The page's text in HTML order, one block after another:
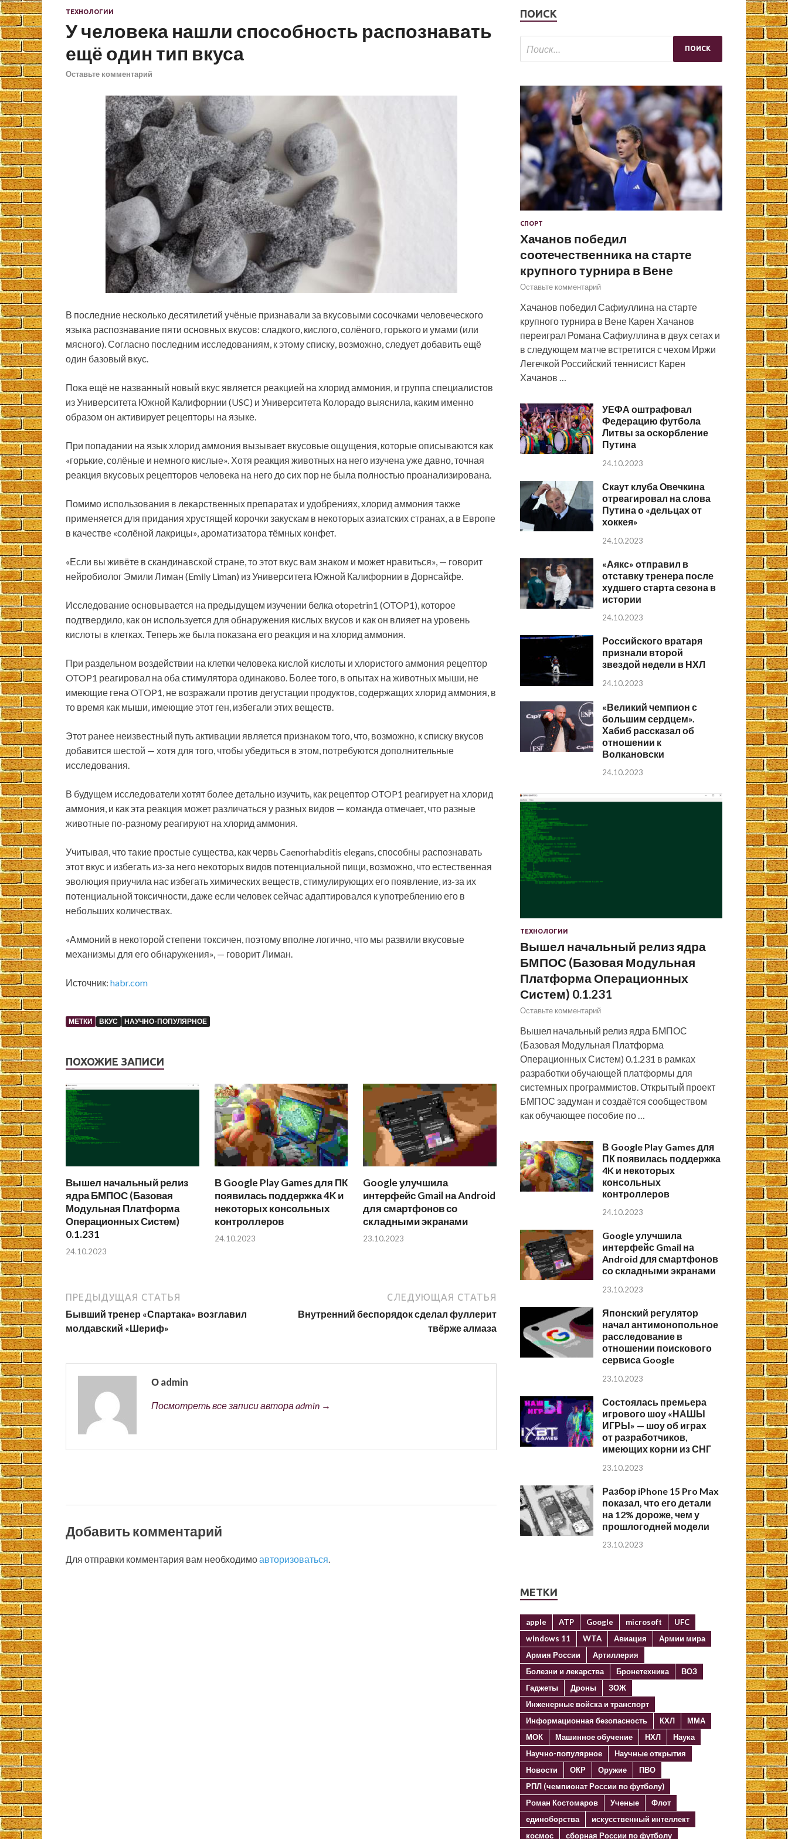
ТЕХНОЛОГИИ
У человека нашли способность распознавать
ещё один тип вкуса
Оставьте комментарий
В последние несколько десятилетий учёные признавали за вкусовыми сосочками человеческого
языка распознавание пяти основных вкусов: сладкого, кислого, солёного, горького и умами (или
мясного). Согласно последним исследованиям, к этому списку, возможно, следует добавить ещё
один базовый вкус.
Пока ещё не названный новый вкус является реакцией на хлорид аммония, и группа специалистов
из Университета Южной Калифорнии (USC) и Университета Колорадо выяснила, каким именно
образом он активирует рецепторы на языке.
При попадании на язык хлорид аммония вызывает вкусовые ощущения, которые описываются как
«горькие, солёные и немного кислые». Хотя реакция животных на него изучена уже давно, точная
реакция вкусовых рецепторов человека на него до сих пор не была полностью проанализирована.
Помимо использования в лекарственных препаратах и удобрениях, хлорид аммония также
применяется для придания хрустящей корочки закускам в некоторых азиатских странах, а в Европе
в качестве «солёной лакрицы», ароматизатора тёмных конфет.
«Если вы живёте в скандинавской стране, то этот вкус вам знаком и может нравиться», — говорит
нейробиолог Эмили Лиман (Emily Liman) из Университета Южной Калифорнии в Дорнсайфе.
Исследование основывается на предыдущем изучении белка otopetrin1 (OTOP1), которое
подтвердило, как он используется для обнаружения кислых вкусов и как он влияет на уровень
кислоты в клетках. Теперь же была показана его реакция и на хлорид аммония.
При раздельном воздействии на клетки человека кислой кислоты и хлористого аммония рецептор
OTOP1 реагировал на оба стимулятора одинаково. Более того, в опытах на животных мыши, не
имеющие гена OTOP1, не возражали против дегустации продуктов, содержащих хлорид аммония, в
то время как мыши, имеющие этот ген, избегали этих веществ.
Этот ранее неизвестный путь активации является признаком того, что, возможно, к списку вкусов
добавится шестой — хотя для того, чтобы убедиться в этом, потребуются дополнительные
исследования.
В будущем исследователи хотят более детально изучить, как рецептор OTOP1 реагирует на хлорид
аммония, и как эта реакция может различаться у разных видов — команда отмечает, что разные
животные по-разному реагируют на хлорид аммония.
Учитывая, что такие простые существа, как червь Caenorhabditis elegans, способны распознавать
этот вкус и избегать из-за него некоторых видов потенциальной пищи, возможно, что естественная
эволюция приучила нас избегать химических веществ, стимулирующих его появление, из-за их
потенциальной токсичности, даже если человек сейчас адаптировался к употреблению его в
небольших количествах.
«Аммоний в некоторой степени токсичен, поэтому вполне логично, что мы развили вкусовые
механизмы для его обнаружения», — говорит Лиман.
Источник: habr.com
МЕТКИ ВКУС НАУЧНО-ПОПУЛЯРНОЕ
ПОХОЖИЕ ЗАПИСИ
Вышел начальный релиз
ядра БМПОС (Базовая
Модульная Платформа
Операционных Систем)
0.1.231
24.10.2023
В Google Play Games для ПК
появилась поддержка 4K и
некоторых консольных
контроллеров
24.10.2023
Google улучшила
интерфейс Gmail на Android
для смартфонов со
складными экранами
23.10.2023
ПРЕДЫДУЩАЯ СТАТЬЯ
Бывший тренер «Спартака» возглавил
молдавский «Шериф»
СЛЕДУЮЩАЯ СТАТЬЯ
Внутренний беспорядок сделал фуллерит
твёрже алмаза
О admin
Посмотреть все записи автора admin →
Добавить комментарий
Для отправки комментария вам необходимоавторизоваться.
ПОИСК
СПОРТ
Хачанов победил
соотечественника на старте
крупного турнира в Вене
Оставьте комментарий
Хачанов победил Сафиуллина на старте
крупного турнира в Вене Карен Хачанов
переиграл Романа Сафиуллина в двух сетах и
в следующем матче встретится с чехом Иржи
Легечкой Российский теннисист Карен
Хачанов …
УЕФА оштрафовал
Федерацию футбола
Литвы за оскорбление
Путина
24.10.2023
Скаут клуба Овечкина
отреагировал на слова
Путина о «дельцах от
хоккея»
24.10.2023
«Аякс» отправил в
отставку тренера после
худшего старта сезона в
истории
24.10.2023
Российского вратаря
признали второй
звездой недели в НХЛ
24.10.2023
«Великий чемпион с
большим сердцем».
Хабиб рассказал об
отношении к
Волкановски
24.10.2023
ТЕХНОЛОГИИ
Вышел начальный релиз ядра
БМПОС (Базовая Модульная
Платформа Операционных
Систем) 0.1.231
Оставьте комментарий
Вышел начальный релиз ядра БМПОС
(Базовая Модульная Платформа
Операционных Систем) 0.1.231 в рамках
разработки обучающей платформы для
системных программистов. Открытый проект
БМПОС задуман и создаётся сообществом
как обучающее пособие по …
В Google Play Games для
ПК появилась поддержка
4K и некоторых
консольных
контроллеров
24.10.2023
Google улучшила
интерфейс Gmail на
Android для смартфонов
со складными экранами
23.10.2023
Японский регулятор
начал антимонопольное
расследование в
отношении поискового
сервиса Google
23.10.2023
Состоялась премьера
игрового шоу «НАШЫ
ИГРЫ» — шоу об играх
от разработчиков,
имеющих корни из СНГ
23.10.2023
Разбор iPhone 15 Pro Max
показал, что его детали
на 12% дороже, чем у
прошлогодней модели
23.10.2023
МЕТКИ
apple ATP Google microsoft
UFC
windows 11
WTA Авиация
Армии мира
Армия России
Артиллерия
Болезни и лекарства
Бронетехника
ВОЗ
Гаджеты
Дроны
ЗОЖ
Инженерные войска и транспорт
Информационная безопасность
КХЛ
ММА
МОК
Машинное обучение НХЛ
Наука
Научно-популярное
Научные открытия
Новости
ОКР Оружие
ПВО
РПЛ (чемпионат России по футболу)
Роман Костомаров
Ученые
Флот
единоборства
искусственный интеллект
космос
сборная России по футболу